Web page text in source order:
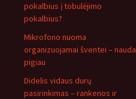
pokalbius į tobulėjimo
pokalbius?
Mikrofono nuoma
organizuojamai šventei – nauda
pigiau
Didelis vidaus durų
pasirinkimas – rankenos ir